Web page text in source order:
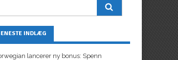
INDLÆG
lancerer ny bonus: Spenn